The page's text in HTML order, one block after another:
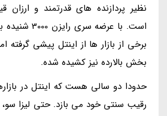
نظیر پردازنده های قدرتمند و
است. با عرضه
برخی از بازار ها از اینتل پیشی گرفته
بخش بالارده نیز کشیده شده.
حدودا دو سالی هست که اینتل در